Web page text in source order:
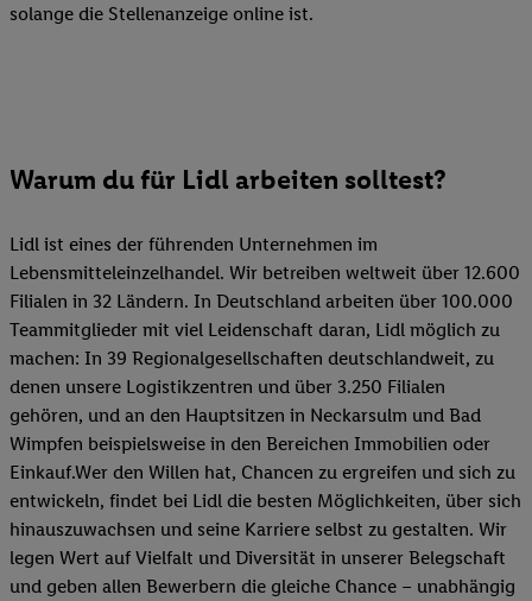
solange die Stellenanzeige online ist.
Warum du für Lidl arbeiten solltest?
Lidl ist eines der führenden Unternehmen im
Lebensmitteleinzelhandel. Wir betreiben weltweit über 12.600
Filialen in 32 Ländern. In Deutschland arbeiten über 100.000
Teammitglieder mit viel Leidenschaft daran, Lidl möglich zu
machen: In 39 Regionalgesellschaften deutschlandweit, zu
denen unsere Logistikzentren und über 3.250 Filialen
gehören, und an den Hauptsitzen in Neckarsulm und Bad
Wimpfen beispielsweise in den Bereichen Immobilien oder
Einkauf.Wer den Willen hat, Chancen zu ergreifen und sich zu
entwickeln, findet bei Lidl die besten Möglichkeiten, über sich
hinauszuwachsen und seine Karriere selbst zu gestalten. Wir
legen Wert auf Vielfalt und Diversität in unserer Belegschaft
und geben allen Bewerbern die gleiche Chance – unabhängig